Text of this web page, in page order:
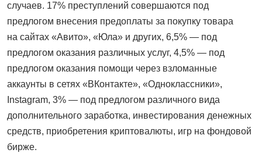
случаев. 17% преступлений совершаются под
предлогом внесения предоплаты за покупку товара
на сайтах «Авито», «Юла» и других, 6,5% — под
предлогом оказания различных услуг, 4,5% — под
предлогом оказания помощи через взломанные
аккаунты в сетях «ВКонтакте», «Одноклассники»,
Instagram, 3% — под предлогом различного вида
дополнительного заработка, инвестирования денежных
средств, приобретения криптовалюты, игр на фондовой
бирже.